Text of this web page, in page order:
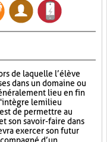
de laquelle l’élève
dans un domaine ou
lieu en fin
le milieu
de permettre au
son savoir-faire dans
exercer son futur